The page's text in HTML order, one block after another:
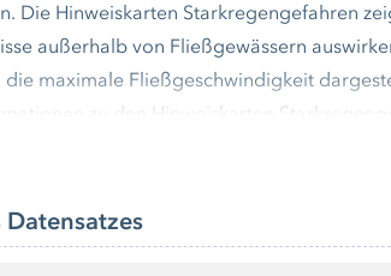
Die Hinweiskarten Starkregengefahren
außerhalb von Fließgewässern
die maximale Fließgeschwindigkeit
zu den Hinweiskarten